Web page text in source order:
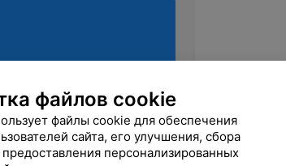
файлов cookie
файлы cookie для обеспечения
сайта, его улучшения, сбора
предоставления персонализированных